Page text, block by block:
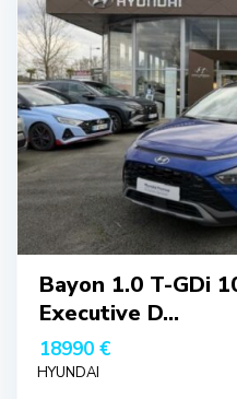
Bayon 1.0 T-GDi
Executive D...
18990 €
HYUNDAI